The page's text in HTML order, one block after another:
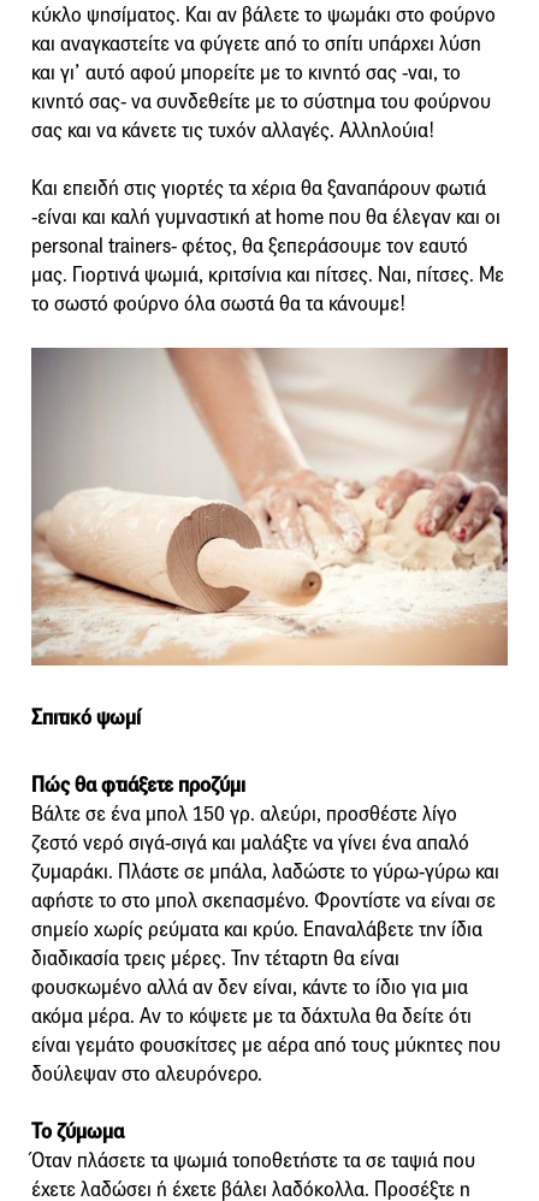
κύκλο ψησίματος. Και αν βάλετε το ψωμάκι στο φούρνο
και αναγκαστείτε να φύγετε από το σπίτι υπάρχει λύση
και γι’ αυτό αφού μπορείτε με το κινητό σας -ναι, το
κινητό σας- να συνδεθείτε με το σύστημα του φούρνου
σας και να κάνετε τις τυχόν αλλαγές. Αλληλούια!
Και επειδή στις γιορτές τα χέρια θα ξαναπάρουν φωτιά
-είναι και καλή γυμναστική at home που θα έλεγαν και οι
personal trainers- φέτος, θα ξεπεράσουμε τον εαυτό
μας. Γιορτινά ψωμιά, κριτσίνια και πίτσες. Ναι, πίτσες. Με
το σωστό φούρνο όλα σωστά θα τα κάνουμε!
Σπιτικό ψωμί
Πώς θα φτιάξετε προζύμι
Βάλτε σε ένα μπολ 150 γρ. αλεύρι, προσθέστε λίγο
ζεστό νερό σιγά-σιγά και μαλάξτε να γίνει ένα απαλό
ζυμαράκι. Πλάστε σε μπάλα, λαδώστε το γύρω-γύρω και
αφήστε το στο μπολ σκεπασμένο. Φροντίστε να είναι σε
σημείο χωρίς ρεύματα και κρύο. Επαναλάβετε την ίδια
διαδικασία τρεις μέρες. Την τέταρτη θα είναι
φουσκωμένο αλλά αν δεν είναι, κάντε το ίδιο για μια
ακόμα μέρα. Αν το κόψετε με τα δάχτυλα θα δείτε ότι
είναι γεμάτο φουσκίτσες με αέρα από τους μύκητες που
δούλεψαν στο αλευρόνερο.
Το ζύμωμα
Όταν πλάσετε τα ψωμιά τοποθετήστε τα σε ταψιά που
έχετε λαδώσει ή έχετε βάλει λαδόκολλα. Προσέξτε η